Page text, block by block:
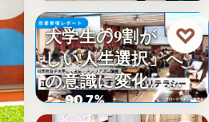
今天 03:00
金融教育
90.7%
大学生の9割が「正
しい人生選択」へ
の意識に変化。ブ
ロード…
♡